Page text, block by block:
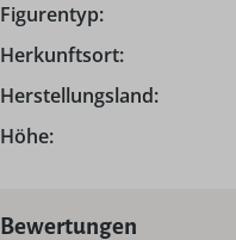
Figurentyp:
Herkunftsort:
Herstellungsland:
Höhe:
Bewertungen